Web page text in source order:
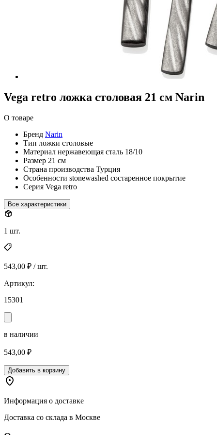
Vega retro ложка столовая 21 см Narin
О товаре
Бренд Narin
Тип ложки столовые
Материал нержавеющая сталь 18/10
Размер 21 см
Страна производства Турция
Особенности stonewashed состаренное покрытие
Серия Vega retro
Все характеристики
1 шт.
543,00 ₽ / шт.
Артикул:
15301
в наличии
543,00 ₽
Добавить в корзину
Информация о доставке
Доставка со склада в Москве